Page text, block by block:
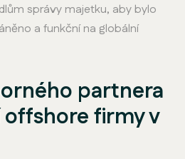
správy majetku, aby bylo
a funkční na globální
partnera
firmy v